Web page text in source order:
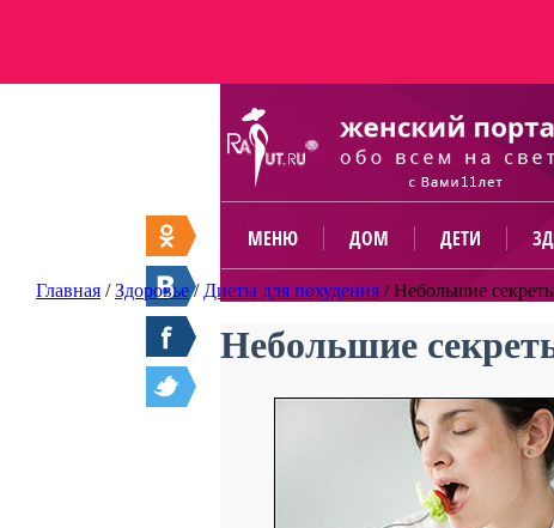
МЕНЮ ДОМ ДЕТИ
Главная /Здоровье/ Диеты для похудения /Небольшие
Небольшие